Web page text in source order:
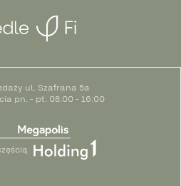
ul. Szafrana 5a
pn. - pt. 08:00 - 16:00